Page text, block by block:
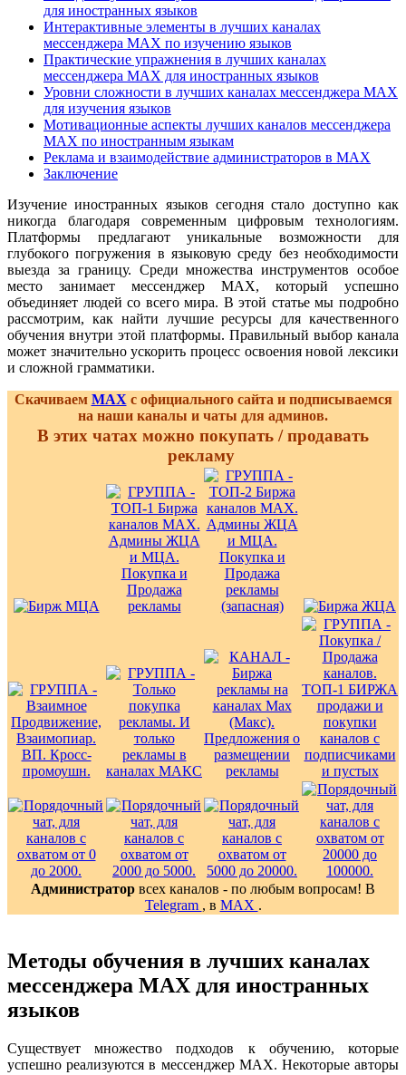
для иностранных языков
Интерактивные элементы в лучших каналах
мессенджера MAX по изучению языков
Практические упражнения в лучших каналах
мессенджера MAX для иностранных языков
Уровни сложности в лучших каналах мессенджера MAX
для изучения языков
Мотивационные аспекты лучших каналов мессенджера
MAX по иностранным языкам
Реклама и взаимодействие администраторов в MAX
Заключение
Изучение иностранных языков сегодня стало доступно как
никогда благодаря современным цифровым технологиям.
Платформы предлагают уникальные возможности для
глубокого погружения в языковую среду без необходимости
выезда за границу. Среди множества инструментов особое
место занимает мессенджер MAX, который успешно
объединяет людей со всего мира. В этой статье мы подробно
рассмотрим, как найти лучшие ресурсы для качественного
обучения внутри этой платформы. Правильный выбор канала
может значительно ускорить процесс освоения новой лексики
и сложной грамматики.
Скачиваем MAX с официального сайта и подписываемся
на наши каналы и чаты для админов.
В этих чатах можно покупать / продавать
рекламу
Администратор всех каналов - по любым вопросам! В
Telegram , в MAX .
Методы обучения в лучших каналах
мессенджера MAX для иностранных
языков
Существует множество подходов к обучению, которые
успешно реализуются в мессенджер MAX. Некоторые авторы